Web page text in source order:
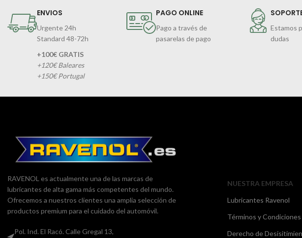
ENVIOS
Urgente 24h
Standard 48-72h
+100€ GRATIS
+120€ Baleares
+150€ Portugal
PAGO ONLINE
Pago a través de
pasarelas de pago
Estamos
dudas
RAVENOL es actualmente una de las marcas de
lubricantes de alta gama más competentes del mundo.
Ofrecemos a nuestros clientes una amplia selección de
productos premium para el cuidado del automóvil.
Pol. Ind. El Racó. Calle Gregal 13,
NUESTRA EMPRESA
Lubricantes Ravenol
Términos y Condiciones
Derecho de